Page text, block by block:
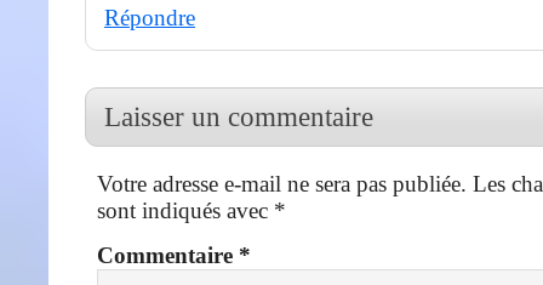
Répondre
Laisser un commentaire
Votre adresse e-mail ne sera pas publiée. Les
sont indiqués avec *
Commentaire *